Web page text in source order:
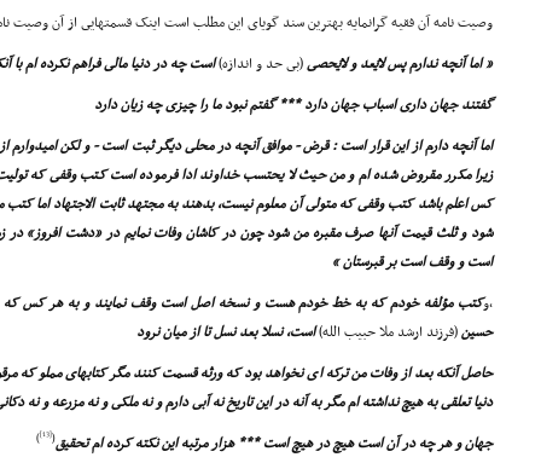
وصیت نامه آن فقیه گرانمایه بهترین سند گویاى این مطلب است اینک قسمتهایى از آن وصیت
« اما آنچه ندارم پس لایُعد و لایُحصى(بى حد و اندازه)است چه در دنیا مالى فراهم نکرده ام با
گفتند جهان دارى اسباب جهان دارد *** گفتم نبود ما را چیزى چه زیان دارد
اما آنچه دارم از این قرار است : قرض - موافق آنچه در محلى دیگر ثبت است - و لکن
زیرا مکرر مقروض شده ام و من حیث لا یحتسب خداوند ادا فرموده است کتب وقفى که تولیت
کس اعلم باشد کتب وقفى که متولى آن معلوم نیست، بدهند به مجتهد ثابت الاجتهاد اما کتب
شود و ثلث قیمت آنها صرف مقبره من شود چون در کاشان وفات نمایم در «دشت افروز»
است و وقف است بر قبرستان »
,وکتب مؤلفه خودم که به خط خودم هست و نسخه اصل است وقف نمایند و به هر کس که
حسین(فرزند ارشد ملا حبیب الله)است، نسلا بعد نسل تا از میان نرود
حاصل آنکه بعد از وفات من ترکه اى نخواهد بود که ورثه قسمت کنند مگر کتابهاى مملو
دنیا تعلقى به هیچ نداشته ام مگر به آنه در این تاریخ نه آبى دارم و نه ملکى و نه مزرعه و نه
جهان و هر چه در آن است هیچ در هیچ است *** هزار مرتبه این نکته کرده ام تحقیق(
[13]
)